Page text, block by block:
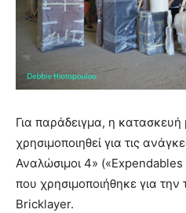
Για παράδειγμα, η κατασκευή
χρησιμοποιηθεί για τις
Αναλώσιμοι 4» («Expendables
που χρησιμοποιήθηκε για την
Bricklayer.